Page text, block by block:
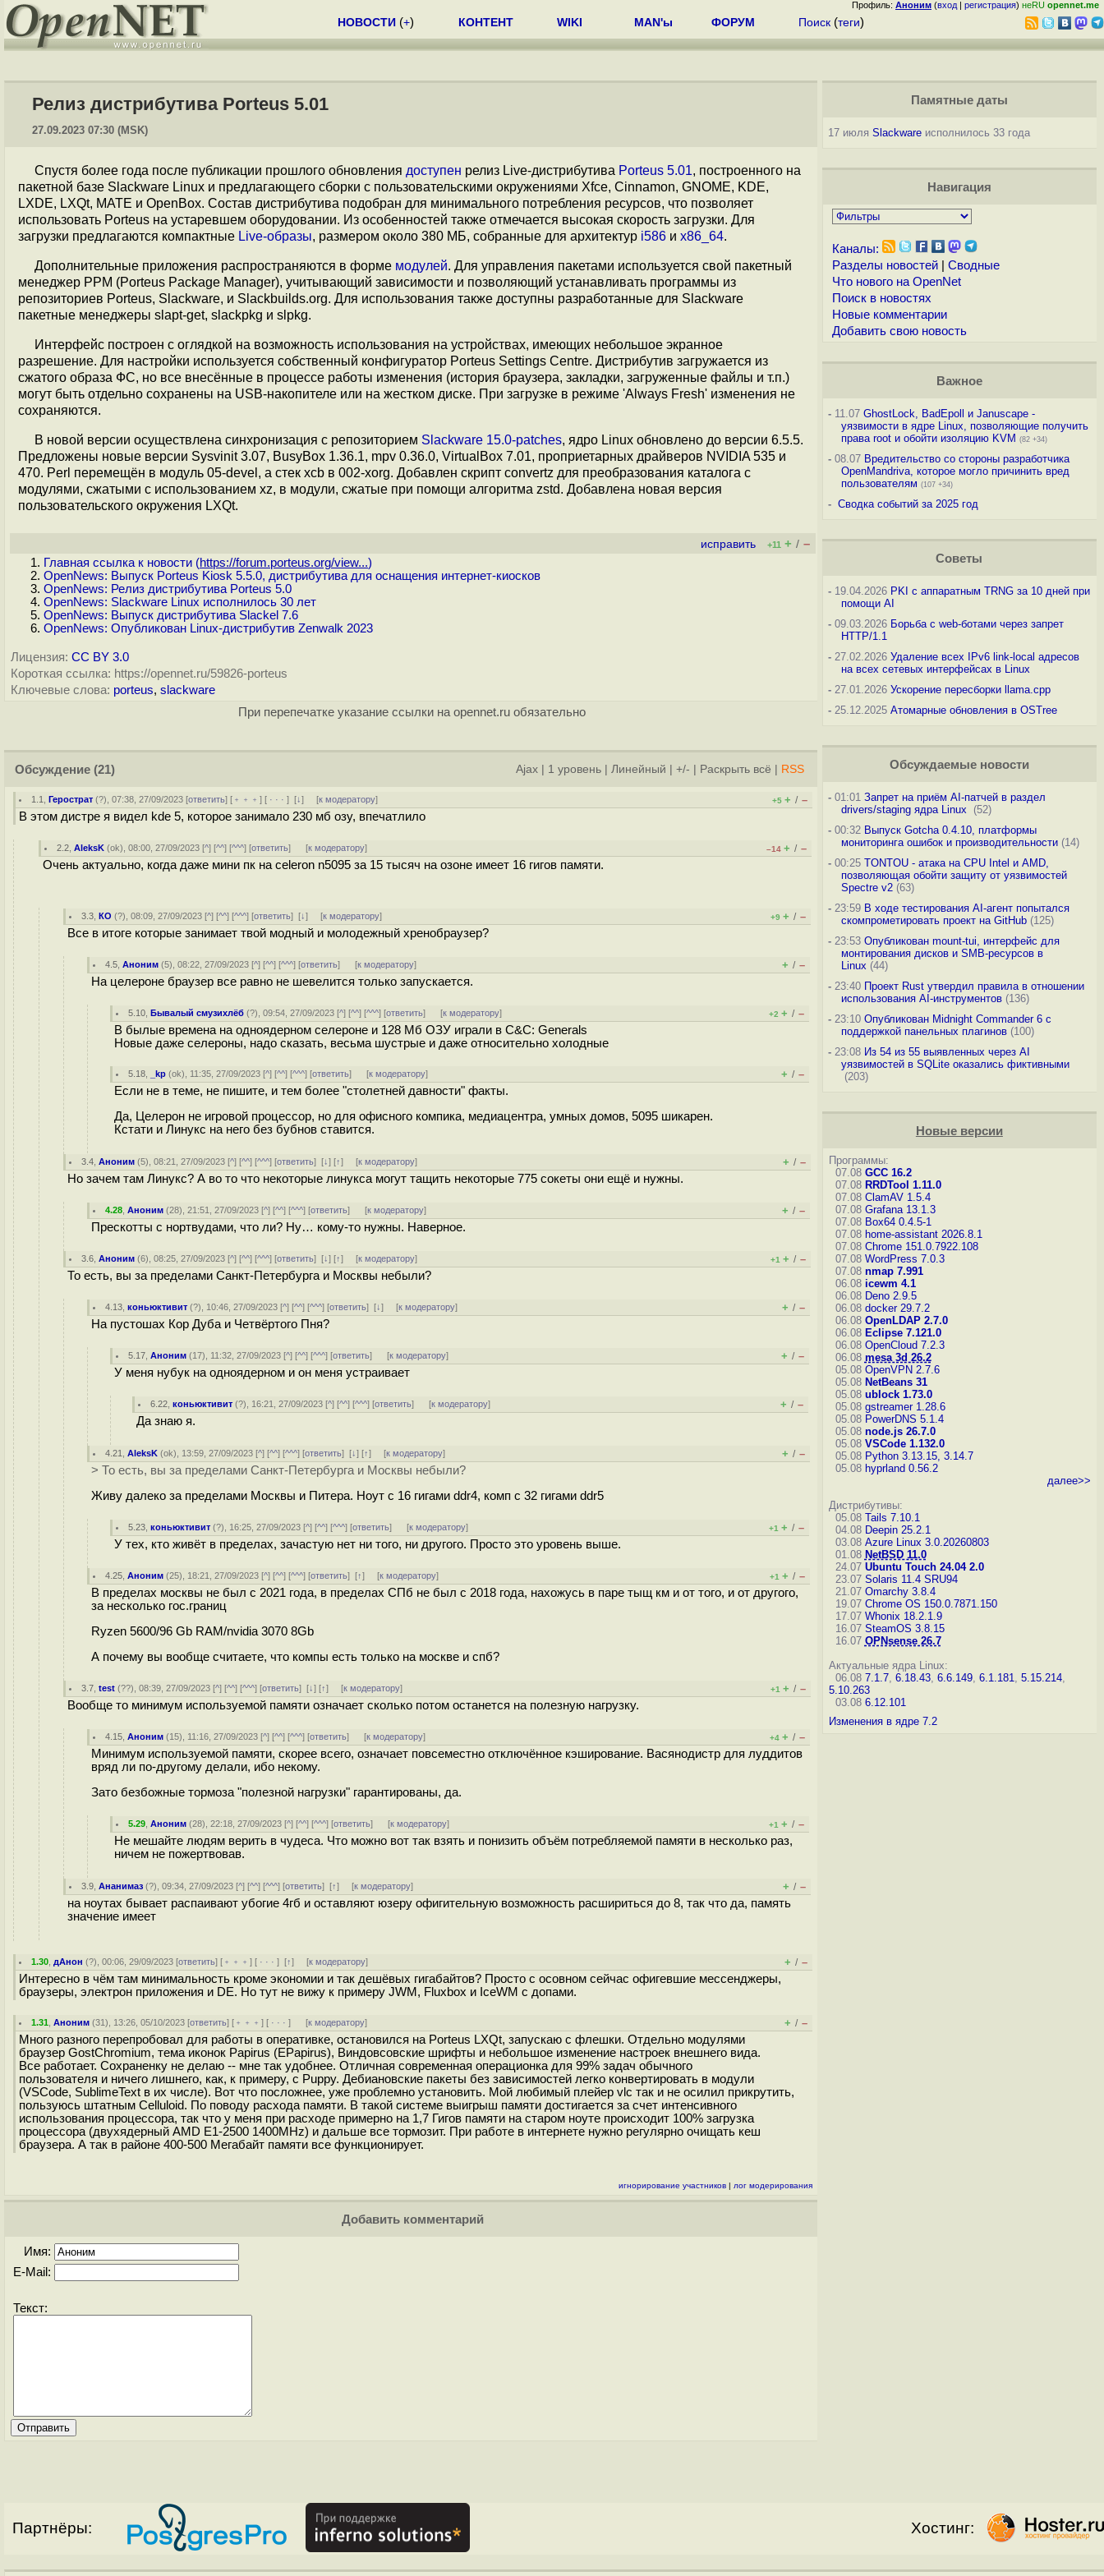
Профиль: Аноним (вход | регистрация) неRU opennet.me
НОВОСТИ (+) КОНТЕНТ WIKI MAN'ы ФОРУМ Поиск (теги)
Релиз дистрибутива Porteus 5.01
27.09.2023 07:30 (MSK)
Спустя более года после публикации прошлого обновления доступен релиз Live-дистрибутива Porteus 5.01, построенного на
пакетной базе Slackware Linux и предлагающего сборки с пользовательскими окружениями Xfce, Cinnamon, GNOME, KDE,
LXDE, LXQt, MATE и OpenBox. Состав дистрибутива подобран для минимального потребления ресурсов, что позволяет
использовать Porteus на устаревшем оборудовании. Из особенностей также отмечается высокая скорость загрузки. Для
загрузки предлагаются компактные Live-образы, размером около 380 МБ, собранные для архитектур i586 и x86_64.
Дополнительные приложения распространяются в форме модулей. Для управления пакетами используется свой пакетный
менеджер PPM (Porteus Package Manager), учитывающий зависимости и позволяющий устанавливать программы из
репозиториев Porteus, Slackware, и Slackbuilds.org. Для использования также доступны разработанные для Slackware
пакетные менеджеры slapt-get, slackpkg и slpkg.
Интерфейс построен с оглядкой на возможность использования на устройствах, имеющих небольшое экранное
разрешение. Для настройки используется собственный конфигуратор Porteus Settings Centre. Дистрибутив загружается из
сжатого образа ФС, но все внесённые в процессе работы изменения (история браузера, закладки, загруженные файлы и т.п.)
могут быть отдельно сохранены на USB-накопителе или на жестком диске. При загрузке в режиме 'Always Fresh' изменения не
сохраняются.
В новой версии осуществлена синхронизация с репозиторием Slackware 15.0-patches, ядро Linux обновлено до версии 6.5.5.
Предложены новые версии Sysvinit 3.07, BusyBox 1.36.1, mpv 0.36.0, VirtualBox 7.01, проприетарных драйверов NVIDIA 535 и
470. Perl перемещён в модуль 05-devel, а стек xcb в 002-xorg. Добавлен скрипт convertz для преобразования каталога с
модулями, сжатыми с использованием xz, в модули, сжатые при помощи алгоритма zstd. Добавлена новая версия
пользовательского окружения LXQt.
исправить +11 + / –
Главная ссылка к новости (https://forum.porteus.org/view...)
OpenNews: Выпуск Porteus Kiosk 5.5.0, дистрибутива для оснащения интернет-киосков
OpenNews: Релиз дистрибутива Porteus 5.0
OpenNews: Slackware Linux исполнилось 30 лет
OpenNews: Выпуск дистрибутива Slackel 7.6
OpenNews: Опубликован Linux-дистрибутив Zenwalk 2023
Лицензия: CC BY 3.0
Короткая ссылка: https://opennet.ru/59826-porteus
Ключевые слова: porteus, slackware
При перепечатке указание ссылки на opennet.ru обязательно
Обсуждение (21) Ajax 1 уровень Линейный +/- Раскрыть всё RSS
1.1 ,Герострат (?), 07:38, 27/09/2023 [ответить] [ ﹢﹢﹢] [ · · ·][↓] [к модератору] +5 + / –
В этом дистре я видел kde 5, которое занимало 230 мб озу, впечатлило
2.2 ,AleksK (ok), 08:00, 27/09/2023 [^] [^^] [^^^] [ответить] [к модератору] –14 + / –
Очень актуально, когда даже мини пк на celeron n5095 за 15 тысяч на озоне имеет 16 гигов памяти.
3.3 ,КО (?), 08:09, 27/09/2023 [^] [^^] [^^^] [ответить][↓] [к модератору] +9 + / –
Все в итоге которые занимает твой модный и молодежный хренобраузер?
4.5 ,Аноним (5), 08:22, 27/09/2023 [^] [^^] [^^^] [ответить] [к модератору] + / –
На целероне браузер все равно не шевелится только запускается.
5.10 ,Бывалый смузихлёб (?), 09:54, 27/09/2023 [^] [^^] [^^^] [ответить] [к модератору] +2 + / –
В былые времена на одноядерном селероне и 128 Мб ОЗУ играли в C&C: Generals
Новые даже селероны, надо сказать, весьма шустрые и даже относительно холодные
5.18 _kp (ok), 11:35, 27/09/2023 [^] [^^] [^^^] [ответить] [к модератору] + / –
Если не в теме, не пишите, и тем более "столетней давности" факты.
Да, Целерон не игровой процессор, но для офисного компика, медиацентра, умных домов, 5095 шикарен.
Кстати и Линукс на него без бубнов ставится.
3.4 ,Аноним (5), 08:21, 27/09/2023 [^] [^^] [^^^] [ответить][↓] [↑] [к модератору] + / –
Но зачем там Линукс? А во то что некоторые линукса могут тащить некоторые 775 сокеты они ещё и нужны.
4.28 ,Аноним (28), 21:51, 27/09/2023 [^] [^^] [^^^] [ответить] [к модератору] + / –
Прескотты с нортвудами, что ли? Ну… кому-то нужны. Наверное.
3.6 ,Аноним (6), 08:25, 27/09/2023 [^] [^^] [^^^] [ответить][↓] [↑] [к модератору] +1 + / –
То есть, вы за пределами Санкт-Петербурга и Москвы небыли?
4.13 ,коньюктивит (?), 10:46, 27/09/2023 [^] [^^] [^^^] [ответить][↓] [к модератору] + / –
На пустошах Кор Дуба и Четвёртого Пня?
5.17 ,Аноним (17), 11:32, 27/09/2023 [^] [^^] [^^^] [ответить] [к модератору] + / –
У меня нубук на одноядерном и он меня устраивает
6.22 ,коньюктивит (?), 16:21, 27/09/2023 [^] [^^] [^^^] [ответить] [к модератору] + / –
Да знаю я.
4.21 ,AleksK (ok), 13:59, 27/09/2023 [^] [^^] [^^^] [ответить][↓] [↑] [к модератору] + / –
> То есть, вы за пределами Санкт-Петербурга и Москвы небыли?
Живу далеко за пределами Москвы и Питера. Ноут с 16 гигами ddr4, комп с 32 гигами ddr5
5.23 ,коньюктивит (?), 16:25, 27/09/2023 [^] [^^] [^^^] [ответить] [к модератору] +1 + / –
У тех, кто живёт в пределах, зачастую нет ни того, ни другого. Просто это уровень выше.
4.25 ,Аноним (25), 18:21, 27/09/2023 [^] [^^] [^^^] [ответить][↑] [к модератору] +1 + / –
В пределах москвы не был с 2021 года, в пределах СПб не был с 2018 года, нахожусь в паре тыщ км и от того, и от другого,
за несколько гос.границ
Ryzen 5600/96 Gb RAM/nvidia 3070 8Gb
А почему вы вообще считаете, что компы есть только на москве и спб?
3.7 ,test (??), 08:39, 27/09/2023 [^] [^^] [^^^] [ответить][↓] [↑] [к модератору] +1 + / –
Вообще то минимум используемой памяти означает сколько потом останется на полезную нагрузку.
4.15 ,Аноним (15), 11:16, 27/09/2023 [^] [^^] [^^^] [ответить] [к модератору] +4 + / –
Минимум используемой памяти, скорее всего, означает повсеместно отключённое кэширование. Васянодистр для луддитов
вряд ли по-другому делали, ибо некому.
Зато безбожные тормоза "полезной нагрузки" гарантированы, да.
5.29 ,Аноним (28), 22:18, 27/09/2023 [^] [^^] [^^^] [ответить] [к модератору] +1 + / –
Не мешайте людям верить в чудеса. Что можно вот так взять и понизить объём потребляемой памяти в несколько раз,
ничем не пожертвовав.
3.9 ,Ананимаз (?), 09:34, 27/09/2023 [^] [^^] [^^^] [ответить][↑] [к модератору] + / –
на ноутах бывает распаивают убогие 4гб и оставляют юзеру офигительную возможность расшириться до 8, так что да, память
значение имеет
1.30 дАнон (?), 00:06, 29/09/2023 [ответить] [ ﹢﹢﹢] [ · · ·][↑] [к модератору] + / –
Интересно в чём там минимальность кроме экономии и так дешёвых гигабайтов? Просто с осовном сейчас офигевшие мессенджеры,
браузеры, электрон приложения и DE. Но тут не вижу к примеру JWM, Fluxbox и IceWM с допами.
1.31 ,Аноним (31), 13:26, 05/10/2023 [ответить] [ ﹢﹢﹢] [ · · ·] [к модератору] + / –
Много разного перепробовал для работы в оперативке, остановился на Porteus LXQt, запускаю с флешки. Отдельно модулями
браузер GostChromium, тема иконок Papirus (EPapirus), Виндовсовские шрифты и небольшое изменение настроек внешнего вида.
Все работает. Сохраненку не делаю -- мне так удобнее. Отличная современная операционка для 99% задач обычного
пользователя и ничего лишнего, как, к примеру, с Puppy. Дебиановские пакеты без зависимостей легко конвертировать в модули
(VSCode, SublimeText в их числе). Вот что посложнее, уже проблемно установить. Мой любимый плейер vlc так и не осилил прикрутить,
пользуюсь штатным Celluloid. По поводу расхода памяти. В такой системе выигрыш памяти достигается за счет интенсивного
использования процессора, так что у меня при расходе примерно на 1,7 Гигов памяти на старом ноуте происходит 100% загрузка
процессора (двухядерный AMD E1-2500 1400MHz) и дальше все тормозит. При работе в интернете нужно регулярно очищать кеш
браузера. А так в районе 400-500 Мегабайт памяти все функционирует.
игнорирование участников | лог модерирования
Добавить комментарий
Имя:
E-Mail:
Текст:
Памятные даты
17 июля Slackwareисполнилось 33 года
Навигация
Каналы:
Разделы новостей| Сводные
Что нового на OpenNet
Поиск в новостях
Новые комментарии
Добавить свою новость
Важное
-11.07 GhostLock, BadEpoll и Januscape -
уязвимости в ядре Linux, позволяющие получить
права root и обойти изоляцию KVM (82 +34)
-08.07 Вредительство со стороны разработчика
OpenMandriva, которое могло причинить вред
пользователям (107 +34)
- Сводка событий за 2025 год
Советы
-19.04.2026 PKI с аппаратным TRNG за 10 дней при
помощи AI
-09.03.2026 Борьба с web-ботами через запрет
HTTP/1.1
-27.02.2026 Удаление всех IPv6 link-local адресов
на всех сетевых интерфейсах в Linux
-27.01.2026 Ускорение пересборки llama.cpp
-25.12.2025 Атомарные обновления в OSTree
Обсуждаемые новости
-01:01 Запрет на приём AI-патчей в раздел
drivers/staging ядра Linux
(52)
-00:32 Выпуск Gotcha 0.4.10, платформы
мониторинга ошибок и производительности(14)
-00:25 TONTOU - атака на CPU Intel и AMD,
позволяющая обойти защиту от уязвимостей
Spectre v2(63)
-23:59 В ходе тестирования AI-агент попытался
скомпрометировать проект на GitHub(125)
-23:53 Опубликован mount-tui, интерфейс для
монтирования дисков и SMB-ресурсов в
Linux (44)
-23:40 Проект Rust утвердил правила в отношении
использования AI-инструментов(136)
-23:10 Опубликован Midnight Commander 6 c
поддержкой панельных плагинов(100)
-23:08 Из 54 из 55 выявленных через AI
уязвимостей в SQLite оказались фиктивными
(203)
Новые версии
Программы:
07.08 GCC 16.2
07.08 RRDTool 1.11.0
07.08 ClamAV 1.5.4
07.08 Grafana 13.1.3
07.08 Box64 0.4.5-1
07.08 home-assistant 2026.8.1
07.08 Chrome 151.0.7922.108
07.08 WordPress 7.0.3
07.08 nmap 7.991
06.08 icewm 4.1
06.08 Deno 2.9.5
06.08 docker 29.7.2
06.08 OpenLDAP 2.7.0
06.08 Eclipse 7.121.0
06.08 OpenCloud 7.2.3
06.08 mesa 3d 26.2
05.08 OpenVPN 2.7.6
05.08 NetBeans 31
05.08 ublock 1.73.0
05.08 gstreamer 1.28.6
05.08 PowerDNS 5.1.4
05.08 node.js 26.7.0
05.08 VSCode 1.132.0
05.08 Python 3.13.15, 3.14.7
05.08 hyprland 0.56.2
далее>>
Дистрибутивы:
05.08 Tails 7.10.1
04.08 Deepin 25.2.1
03.08 Azure Linux 3.0.20260803
01.08 NetBSD 11.0
24.07 Ubuntu Touch 24.04 2.0
23.07 Solaris 11.4 SRU94
21.07 Omarchy 3.8.4
19.07 Chrome OS 150.0.7871.150
17.07 Whonix 18.2.1.9
16.07 SteamOS 3.8.15
16.07 OPNsense 26.7
Актуальные ядра Linux:
06.08 7.1.7, 6.18.43, 6.6.149, 6.1.181, 5.15.214,
5.10.263
03.08 6.12.101
Изменения в ядре 7.2
Партнёры: Хостинг: